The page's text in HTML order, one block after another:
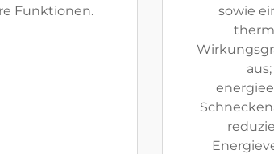
Funktionen.
sowie